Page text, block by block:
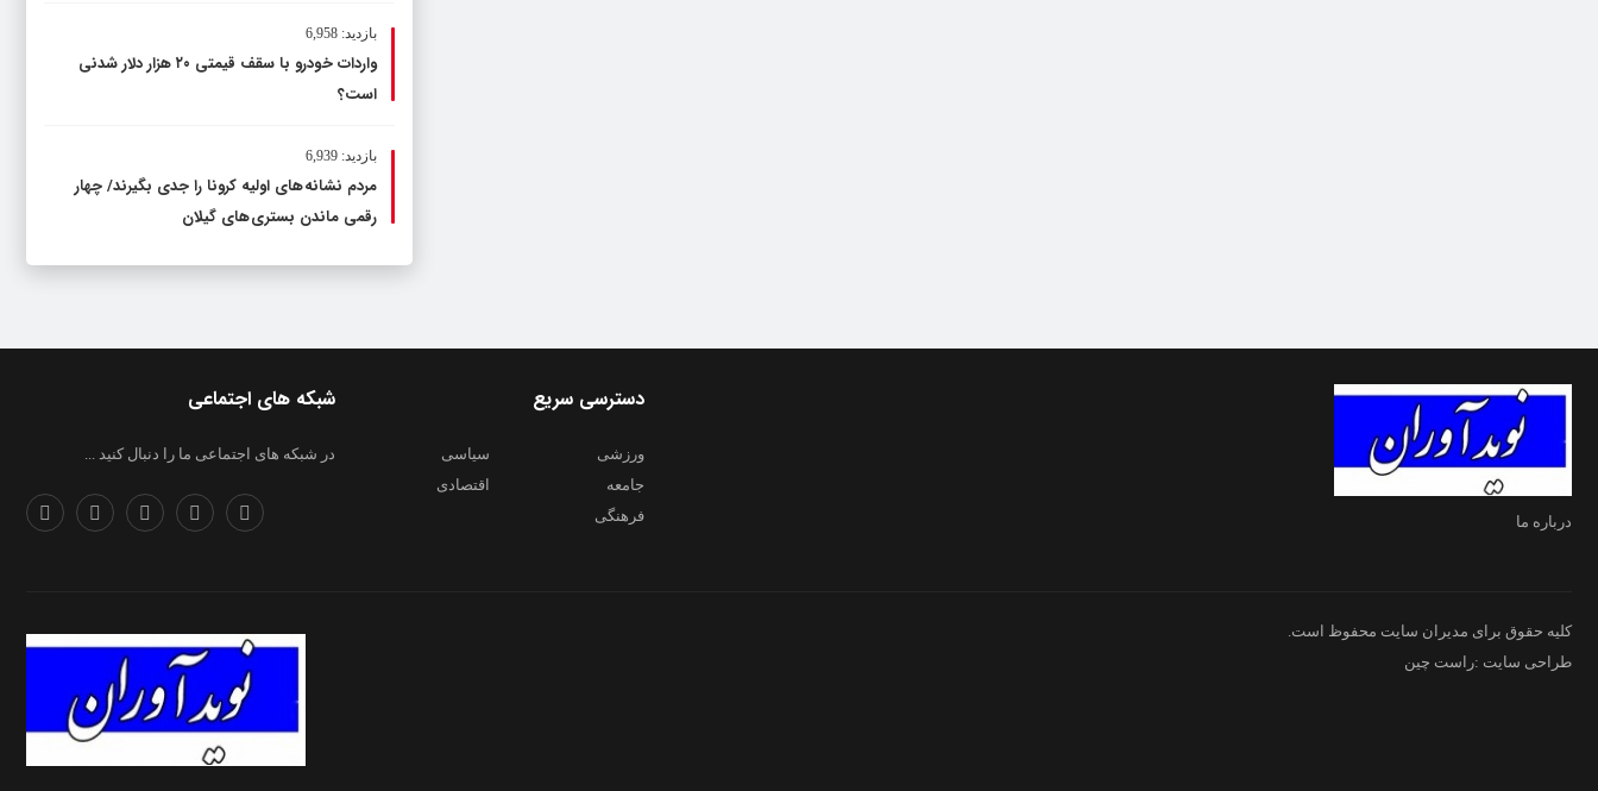
بازدید: 6,958
واردات خودرو با سقف قیمتی ۲۰ هزار دلار شدنی
است؟
بازدید: 6,939
مردم نشانه های اولیه کرونا را جدی بگیرند/ چهار
رقمی ماندن بستری های گیلان
درباره ما
شبکه های اجتماعی
در شبکه های اجتماعی ما را دنبال کنید ...
دسترسی سریع
ورزشی
سیاسی
جامعه
اقتصادی
فرهنگی
کلیه حقوق برای مدیران سایت محفوظ است.
طراحی سایت :راست چین